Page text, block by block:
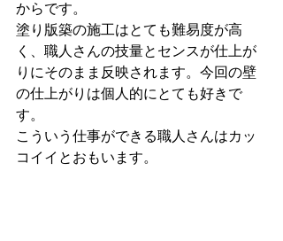
からです。
塗り版築の施工はとても難易度が高
く、職人さんの技量とセンスが仕上が
りにそのまま反映されます。今回の壁
の仕上がりは個人的にとても好きで
す。
こういう仕事ができる職人さんはカッ
コイイとおもいます。